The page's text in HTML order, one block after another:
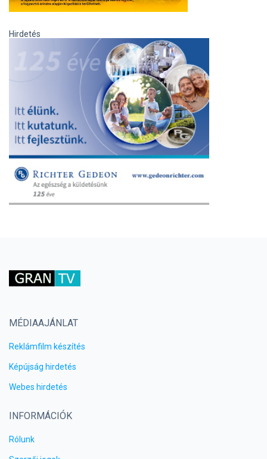
Hirdetés
MÉDIAAJÁNLAT
Reklámfilm készítés
Képújság hirdetés
Webes hirdetés
INFORMÁCIÓK
Rólunk